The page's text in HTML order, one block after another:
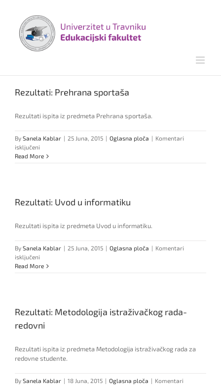
content
Rezultati: Prehrana sportaša
Rezultati ispita iz predmeta Prehrana sportaša.
By Sanela Kablar | 25 Juna, 2015 | Oglasna ploča | Komentari
isključeni
Rezultati:
Prehrana
Read More
Rezultati: Uvod u informatiku
Rezultati ispita iz predmeta Uvod u informatiku.
By Sanela Kablar | 25 Juna, 2015 | Oglasna ploča | Komentari
isključeni
Rezultati:
Uvod
Read More
Rezultati: Metodologija istraživačkog rada-
redovni
Rezultati ispita iz predmeta Metodologija istraživačkog rada za
redovne studente.
By Sanela Kablar | 18 Juna, 2015 | Oglasna ploča | Komentari